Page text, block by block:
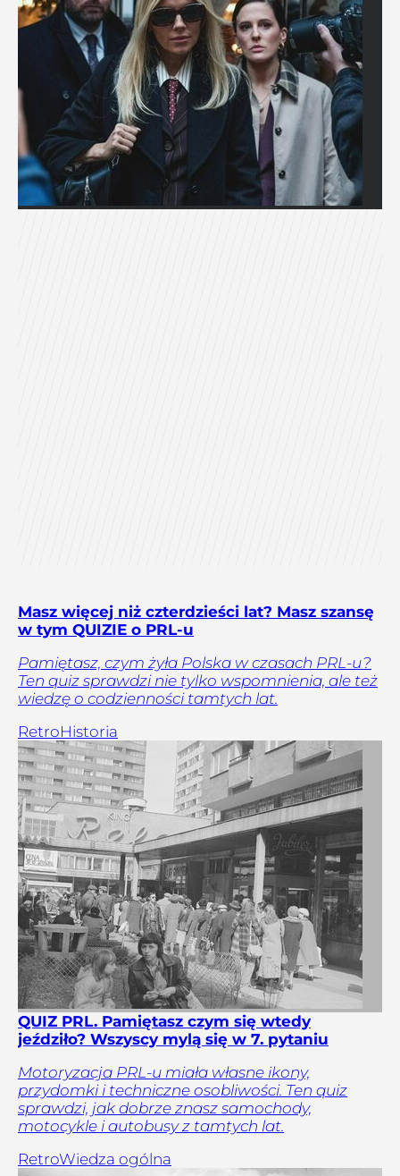
Masz więcej niż czterdzieści lat? Masz szansę
w tym QUIZIE o PRL-u
Pamiętasz, czym żyła Polska w czasach PRL-u?
Ten quiz sprawdzi nie tylko wspomnienia, ale też
wiedzę o codzienności tamtych lat.
RetroHistoria
QUIZ PRL. Pamiętasz czym się wtedy
jeździło? Wszyscy mylą się w 7. pytaniu
Motoryzacja PRL-u miała własne ikony,
przydomki i techniczne osobliwości. Ten quiz
sprawdzi, jak dobrze znasz samochody,
motocykle i autobusy z tamtych lat.
RetroWiedza ogólna